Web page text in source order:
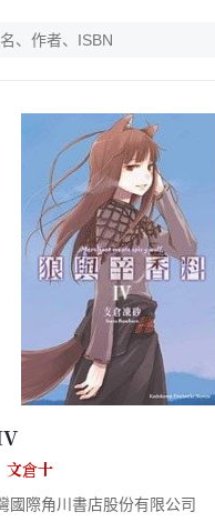
文倉十
國際角川書店股份有限公司